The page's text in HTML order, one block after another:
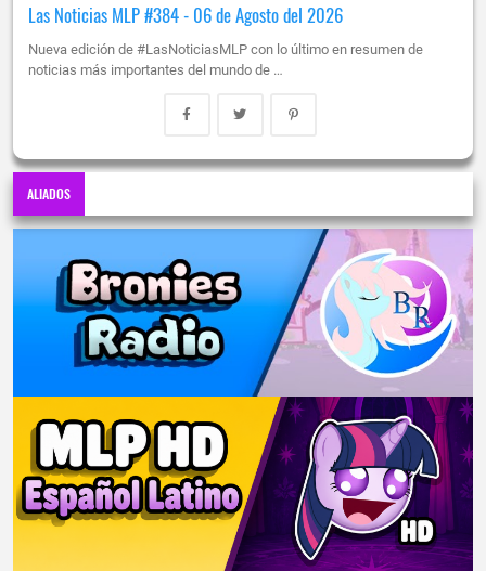
Las Noticias MLP #384 - 06 de Agosto del 2026
Nueva edición de #LasNoticiasMLP con lo último en resumen de
noticias más importantes del mundo de …
ALIADOS